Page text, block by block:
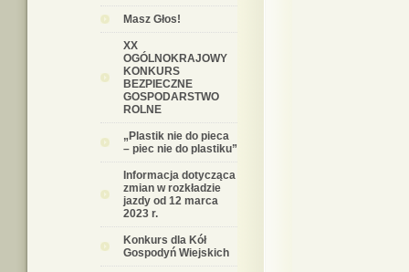
Masz Głos!
XX
OGÓLNOKRAJOWY
KONKURS
BEZPIECZNE
GOSPODARSTWO
ROLNE
„Plastik nie do pieca
– piec nie do plastiku”
Informacja dotycząca
zmian w rozkładzie
jazdy od 12 marca
2023 r.
Konkurs dla Kół
Gospodyń Wiejskich